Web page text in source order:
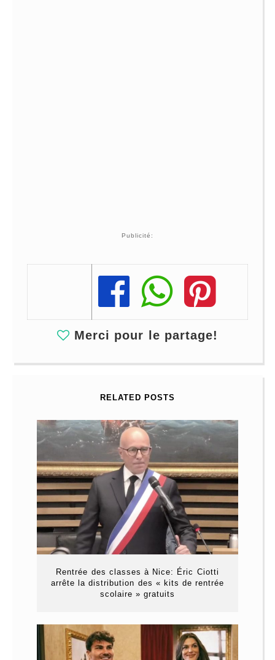
Publicité:
Share
Share
Share
Merci pour le partage!
RELATED POSTS
Rentrée des classes à Nice: Éric Ciotti
arrête la distribution des « kits de rentrée
scolaire » gratuits